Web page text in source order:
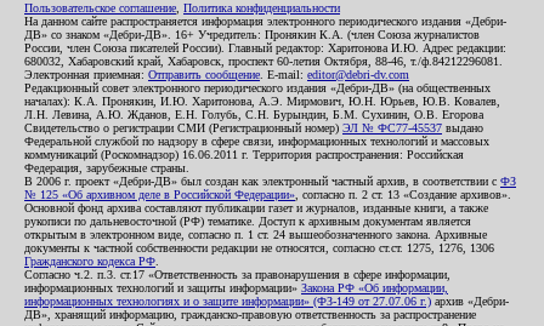
Пользовательское соглашение Политика конфиденциальности
На данном сайте распространяется информация электронного периодического издания «Дебри-
ДВ» со знаком «Дебри-ДВ». 16+ Учредитель: Пронякин К.А. (член Союза журналистов
России, член Союза писателей России). Главный редактор: Харитонова И.Ю. Адрес редакции:
680032, Хабаровский край, Хабаровск, проспект 60-летия Октября, 88-46, т./ф.84212296081.
Электронная приемная: Отправить сообщение . E-mail: editor@debri-dv.com
Редакционный совет электронного периодического издания «Дебри-ДВ» (на общественных
началах): К.А. Пронякин, И.Ю. Харитонова, А.Э. Мирмович, Ю.Н. Юрьев, Ю.В. Ковалев,
Л.Н. Левина, А.Ю. Жданов, Е.Н. Голубь, С.Н. Бурындин, Б.М. Сухинин, О.В. Егорова
Свидетельство о регистрации СМИ (Регистрационный номер) ЭЛ № ФС77-45537 выдано
Федеральной службой по надзору в сфере связи, информационных технологий и массовых
коммуникаций (Роскомнадзор) 16.06.2011 г. Территория распространения: Российская
Федерация, зарубежные страны.
В 2006 г. проект «Дебри-ДВ» был создан как электронный частный архив, в соответствии с ФЗ
№ 125 «Об архивном деле в Российской Федерации» , согласно п. 2 ст. 13 «Создание архивов».
Основной фонд архива составляют публикации газет и журналов, изданные книги, а также
рукописи по дальневосточной (РФ) тематике. Доступ к архивным документам является
открытым в электронном виде, согласно п. 1 ст. 24 вышеобозначенного закона. Архивные
документы к частной собственности редакции не относятся, согласно ст.ст. 1275, 1276, 1306
Гражданского кодекса РФ
Согласно ч.2. п.3. ст.17 «Ответственность за правонарушения в сфере информации,
информационных технологий и защиты информации» Закона РФ «Об информации,
информационных технологиях и о защите информации» (ФЗ-149 от 27.07.06 г.) архив «Дебри-
ДВ», хранящий информацию, гражданско-правовую ответственность за распространение